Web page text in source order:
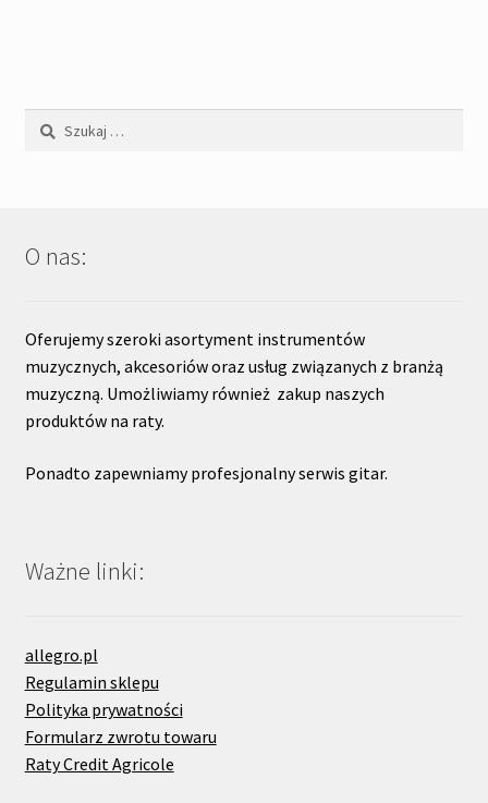
Szukaj:
O nas:
Oferujemy szeroki asortyment instrumentów
muzycznych, akcesoriów oraz usług związanych z branżą
muzyczną. Umożliwiamy również zakup naszych
produktów na raty.
Ponadto zapewniamy profesjonalny serwis gitar.
Ważne linki:
allegro.pl
Regulamin sklepu
Polityka prywatności
Formularz zwrotu towaru
Raty Credit Agricole